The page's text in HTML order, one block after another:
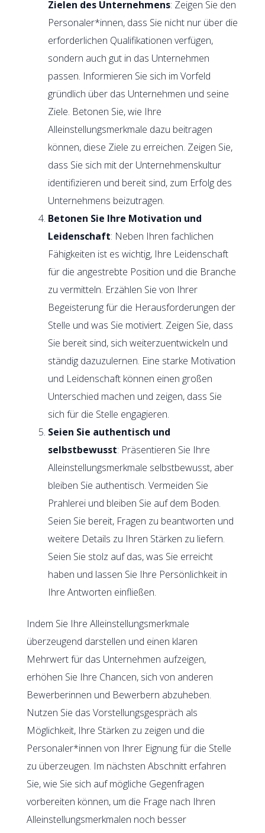
Zielen des Unternehmens: Zeigen Sie den
Personaler*innen, dass Sie nicht nur über die
erforderlichen Qualifikationen verfügen,
sondern auch gut in das Unternehmen
passen. Informieren Sie sich im Vorfeld
gründlich über das Unternehmen und seine
Ziele. Betonen Sie, wie Ihre
Alleinstellungsmerkmale dazu beitragen
können, diese Ziele zu erreichen. Zeigen Sie,
dass Sie sich mit der Unternehmenskultur
identifizieren und bereit sind, zum Erfolg des
Unternehmens beizutragen.
Betonen Sie Ihre Motivation und
Leidenschaft: Neben Ihren fachlichen
Fähigkeiten ist es wichtig, Ihre Leidenschaft
für die angestrebte Position und die Branche
zu vermitteln. Erzählen Sie von Ihrer
Begeisterung für die Herausforderungen der
Stelle und was Sie motiviert. Zeigen Sie, dass
Sie bereit sind, sich weiterzuentwickeln und
ständig dazuzulernen. Eine starke Motivation
und Leidenschaft können einen großen
Unterschied machen und zeigen, dass Sie
sich für die Stelle engagieren.
Seien Sie authentisch und
selbstbewusst: Präsentieren Sie Ihre
Alleinstellungsmerkmale selbstbewusst, aber
bleiben Sie authentisch. Vermeiden Sie
Prahlerei und bleiben Sie auf dem Boden.
Seien Sie bereit, Fragen zu beantworten und
weitere Details zu Ihren Stärken zu liefern.
Seien Sie stolz auf das, was Sie erreicht
haben und lassen Sie Ihre Persönlichkeit in
Ihre Antworten einfließen.
Indem Sie Ihre Alleinstellungsmerkmale
überzeugend darstellen und einen klaren
Mehrwert für das Unternehmen aufzeigen,
erhöhen Sie Ihre Chancen, sich von anderen
Bewerberinnen und Bewerbern abzuheben.
Nutzen Sie das Vorstellungsgespräch als
Möglichkeit, Ihre Stärken zu zeigen und die
Personaler*innen von Ihrer Eignung für die Stelle
zu überzeugen. Im nächsten Abschnitt erfahren
Sie, wie Sie sich auf mögliche Gegenfragen
vorbereiten können, um die Frage nach Ihren
Alleinstellungsmerkmalen noch besser